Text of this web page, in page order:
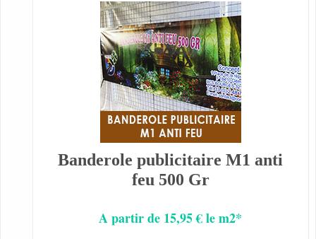
Banderole publicitaire M1 anti
feu 500 Gr
A partir de 15,95 € le m2*